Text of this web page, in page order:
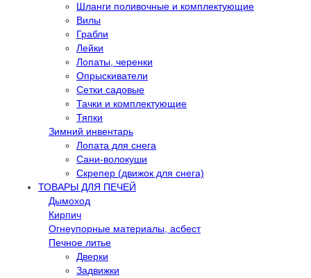
Шланги поливочные и комплектующие
Вилы
Грабли
Лейки
Лопаты, черенки
Опрыскиватели
Сетки садовые
Тачки и комплектующие
Тяпки
Зимний инвентарь
Лопата для снега
Сани-волокуши
Скрепер (движок для снега)
ТОВАРЫ ДЛЯ ПЕЧЕЙ
Дымоход
Кирпич
Огнеупорные материалы, асбест
Печное литье
Дверки
Задвижки